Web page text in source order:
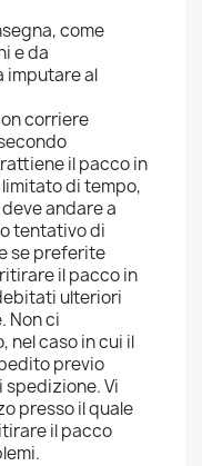
come
e da
imputare al
corriere
il pacco in
di tempo,
andare a
tentativo di
se preferite
il pacco in
ulteriori
Non ci
nel caso in cui il
previo
Vi
presso il quale
il pacco